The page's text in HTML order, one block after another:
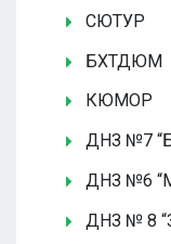
СЮТУР
БХТДЮМ
КЮМОР
ДНЗ №7
ДНЗ №6
ДНЗ № 8